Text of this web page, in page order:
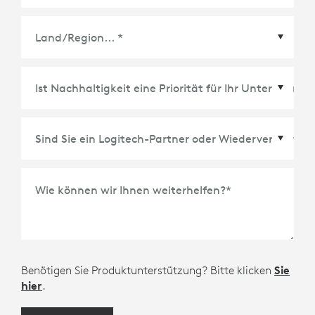
Beleuchtete Tasten: Nein
Stromversorgung und Verbindung: Stromversorgung
Case
Zugang zu allen Anschlüssen: Kamera, Lightning-
Vollständige Tastenzeile mit iPadOS-Sondertasten
18 mm Tastenabstand
1,2 mm Tastenhub
Wie können wir Ihnen weiterhelfen?*
Benötigen Sie Produktunterstützung? Bitte klicken Sie
hier.